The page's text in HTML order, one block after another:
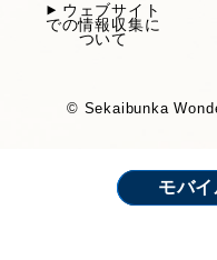
ウェブサイト
での情報収集に
ついて
© Sekaibunka
モバ